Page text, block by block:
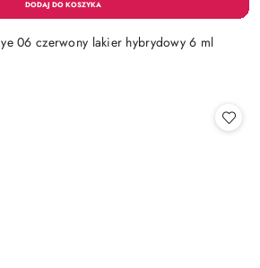
06 czerwony lakier hybrydowy 6 ml